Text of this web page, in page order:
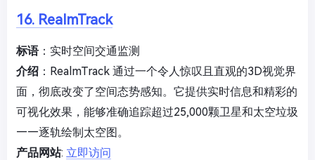
16. RealmTrack
标语：实时空间交通监测
介绍 ：RealmTrack 通过一个令人惊叹且直观的3D视觉界
面，彻底改变了空间态势感知。它提供实时信息和精彩的
可视化效果，能够准确追踪超过25,000颗卫星和太空垃圾
——逐轨绘制太空图。
产品网站: 立即访问